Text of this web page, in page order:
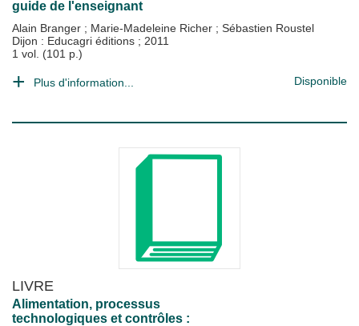
guide de l'enseignant
Alain Branger ; Marie-Madeleine Richer ; Sébastien Roustel
Dijon : Educagri éditions ; 2011
1 vol. (101 p.)
Plus d'information... Disponible
LIVRE
Alimentation, processus
technologiques et contrôles :